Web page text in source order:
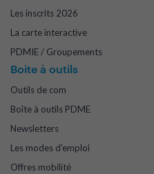
Les inscrits 2026
La carte interactive
PDMIE / Groupements
Boite à outils
Outils de com
Boîte à outils PDME
Newsletters
Les modes d'emploi
Offres mobilité